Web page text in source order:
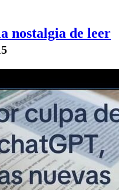
nostalgia de leer